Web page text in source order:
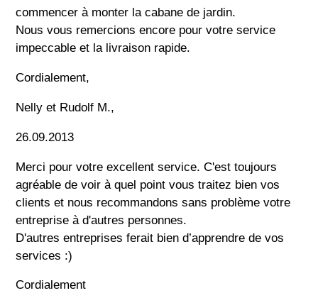
commencer à monter la cabane de jardin.
Nous vous remercions encore pour votre service
impeccable et la livraison rapide.
Cordialement,
Nelly et Rudolf M.,
26.09.2013
Merci pour votre excellent service. C'est toujours
agréable de voir à quel point vous traitez bien vos
clients et nous recommandons sans problème votre
entreprise à d'autres personnes.
D'autres entreprises ferait bien d’apprendre de vos
services :)
Cordialement